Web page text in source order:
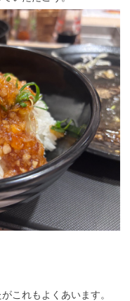
これもよくあいます。